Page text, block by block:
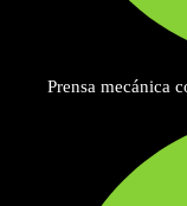
Prensa mecánica